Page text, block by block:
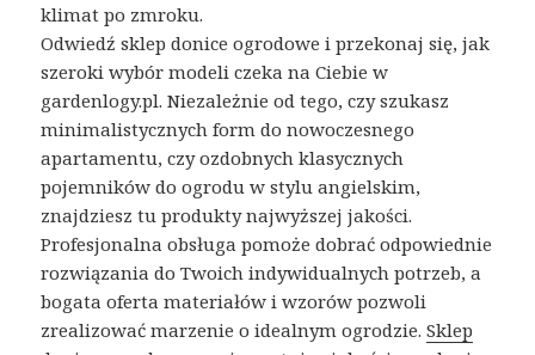
klimat po zmroku.
Odwiedź sklep donice ogrodowe i przekonaj się, jak
szeroki wybór modeli czeka na Ciebie w
gardenlogy.pl. Niezależnie od tego, czy szukasz
minimalistycznych form do nowoczesnego
apartamentu, czy ozdobnych klasycznych
pojemników do ogrodu w stylu angielskim,
znajdziesz tu produkty najwyższej jakości.
Profesjonalna obsługa pomoże dobrać odpowiednie
rozwiązania do Twoich indywidualnych potrzeb, a
bogata oferta materiałów i wzorów pozwoli
zrealizować marzenie o idealnym ogrodzie.Sklep